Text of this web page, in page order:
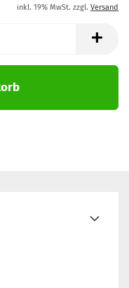
inkl. 19% MwSt. zzgl. Versand